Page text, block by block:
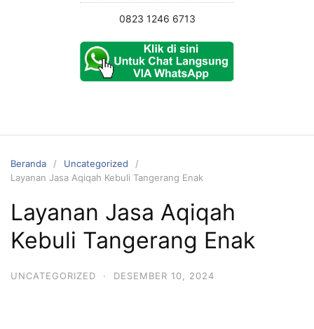
0823 1246 6713
Beranda
Uncategorized
Layanan Jasa Aqiqah Kebuli Tangerang Enak
Layanan Jasa Aqiqah
Kebuli Tangerang Enak
UNCATEGORIZED · DESEMBER 10, 2024